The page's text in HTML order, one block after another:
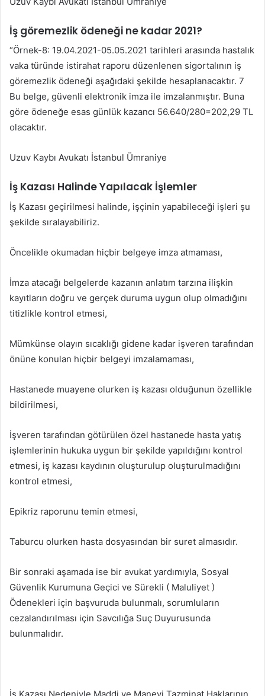
İş göremezlik ödeneği ne kadar 2021?
“Örnek-8: 19.04.2021-05.05.2021 tarihleri arasında hastalık
vaka türünde istirahat raporu düzenlenen sigortalının iş
göremezlik ödeneği aşağıdaki şekilde hesaplanacaktır. 7
Bu belge, güvenli elektronik imza ile imzalanmıştır. Buna
göre ödeneğe esas günlük kazancı 56.640/280=202,29 TL
olacaktır.
Uzuv Kaybı Avukatı İstanbul Ümraniye
İş Kazası Halinde Yapılacak İşlemler
İş Kazası geçirilmesi halinde, işçinin yapabileceği işleri şu
şekilde sıralayabiliriz.
Öncelikle okumadan hiçbir belgeye imza atmaması,
İmza atacağı belgelerde kazanın anlatım tarzına ilişkin
kayıtların doğru ve gerçek duruma uygun olup olmadığını
titizlikle kontrol etmesi,
Mümkünse olayın sıcaklığı gidene kadar işveren tarafından
önüne konulan hiçbir belgeyi imzalamaması,
Hastanede muayene olurken iş kazası olduğunun özellikle
bildirilmesi,
İşveren tarafından götürülen özel hastanede hasta yatış
işlemlerinin hukuka uygun bir şekilde yapıldığını kontrol
etmesi, iş kazası kaydının oluşturulup oluşturulmadığını
kontrol etmesi,
Epikriz raporunu temin etmesi,
Taburcu olurken hasta dosyasından bir suret almasıdır.
Bir sonraki aşamada ise bir avukat yardımıyla, Sosyal
Güvenlik Kurumuna Geçici ve Sürekli ( Maluliyet )
Ödenekleri için başvuruda bulunmalı, sorumluların
cezalandırılması için Savcılığa Suç Duyurusunda
bulunmalıdır.